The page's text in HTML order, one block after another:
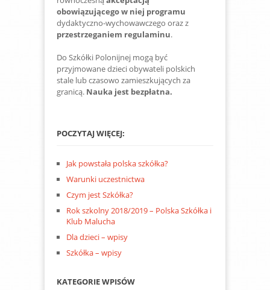
obowiązującego w niej programu
dydaktyczno-wychowawczego oraz z
przestrzeganiem regulaminu.
Do Szkółki Polonijnej mogą być
przyjmowane dzieci obywateli polskich
stale lub czasowo zamieszkujących za
granicą. Nauka jest bezpłatna.
POCZYTAJ WIĘCEJ:
Jak powstała polska szkółka?
Warunki uczestnictwa
Czym jest Szkółka?
Rok szkolny 2018/2019 – Polska Szkółka i
Klub Malucha
Dla dzieci – wpisy
Szkółka – wpisy
KATEGORIE WPISÓW